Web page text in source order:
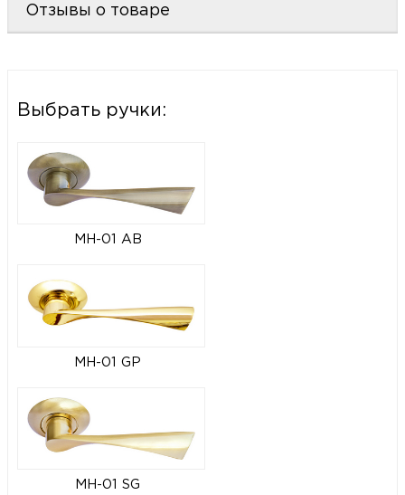
Отзывы о товаре
Выбрать ручки:
MH-01 AB
MH-01 GP
MH-01 SG